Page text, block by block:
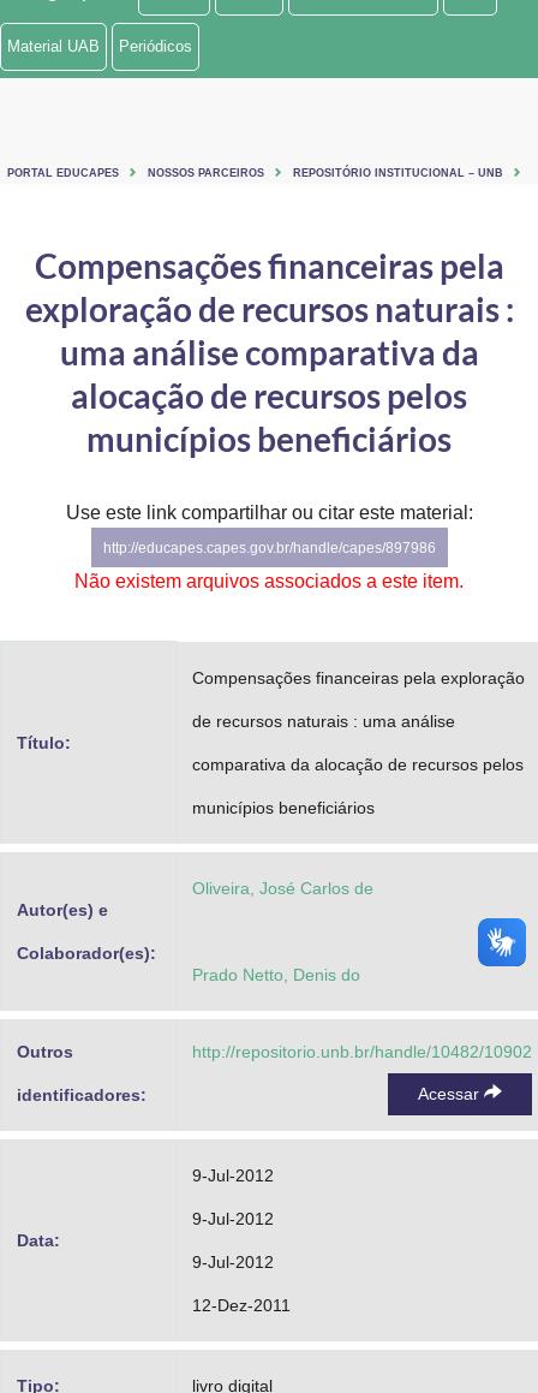
Ministério de Minas e Energia
Controladoria-Geral da União
Ministério da Mulher, da Família e dos Direitos Humanos
Secretaria-Geral
Secretaria de Governo
Gabinete de Segurança Institucional
Material UAB Periódicos
PORTAL EDUCAPES NOSSOS PARCEIROS REPOSITÓRIO INSTITUCIONAL – UNB
Compensações financeiras pela
exploração de recursos naturais :
uma análise comparativa da
alocação de recursos pelos
municípios beneficiários
Use este link compartilhar ou citar este material:
http://educapes.capes.gov.br/handle/capes/897986
Não existem arquivos associados a este item.
Título:
Compensações financeiras pela exploração
de recursos naturais : uma análise
comparativa da alocação de recursos pelos
municípios beneficiários
Autor(es) e
Colaborador(es):
Oliveira, José Carlos de
Prado Netto, Denis do
Outros
identificadores:
http://repositorio.unb.br/handle/10482/10902
Acessar
Data:
9-Jul-2012
9-Jul-2012
9-Jul-2012
12-Dez-2011
Tipo: livro digital